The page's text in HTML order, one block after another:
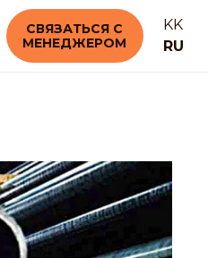
СВЯЗАТЬСЯ С
МЕНЕДЖЕРОМ
KK
RU